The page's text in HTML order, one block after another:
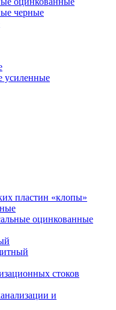
черные
усиленные
пластин «клопы»
оцинкованные
стоков
и